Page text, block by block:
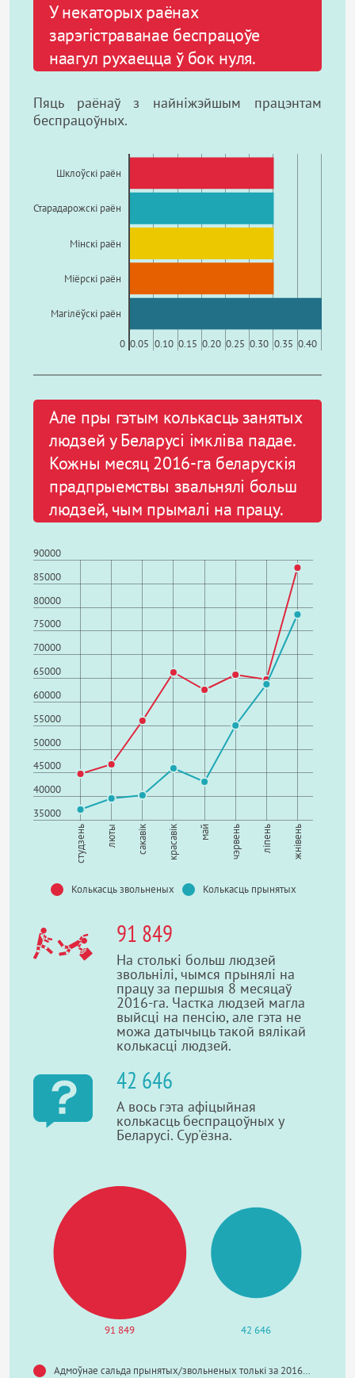
У некаторых раёнах
зарэгістраванае беспрацоўе
наагул рухаецца ў бок нуля.
Пяць раёнаў з найніжэйшым працэнтам
беспрацоўных.
Шклоўскі раён
Старадарожскі раён
Мінскі раён
Міёрскі раён
Магілёўскі раён
0 0.05 0.10 0.15 0.20 0.25 0.30 0.35 0.40
Але пры гэтым колькасць занятых
людзей у Беларусі імкліва падае.
Кожны месяц 2016-га беларускія
прадпрыемствы звальнялі больш
людзей, чым прымалі на працу.
35000
40000
45000
50000
55000
60000
65000
70000
75000
80000
85000
90000
студзень люты сакавік красавік май чэрвень ліпень жнівень
Колькасць звольненых Колькасць прынятых
91 849
На столькі больш людзей
звольнілі, чымся прынялі на
працу за першыя 8 месяцаў
2016-га. Частка людзей магла
выйсці на пенсію, але гэта не
можа датычыць такой вялікай
колькасці людзей.
42 646
А вось гэта афіцыйная
колькасць беспрацоўных у
Беларусі. Сур'ёзна.
91 849 42 646
Адмоўнае сальда прынятых/звольненых толькі за 2016-ы год